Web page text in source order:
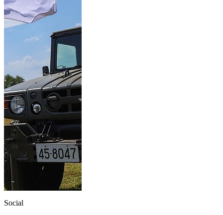
Social